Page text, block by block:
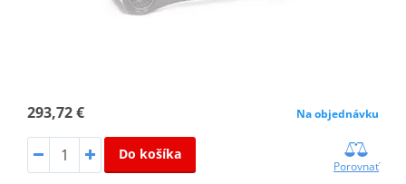
293,72 € Na objednávku
Do košíka
Porovnať